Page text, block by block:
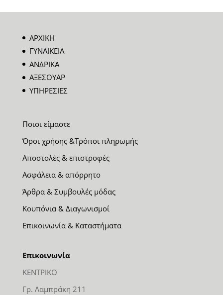
ΑΡΧΙΚΗ
ΓΥΝΑΙΚΕΙΑ
ΑΝΔΡΙΚΑ
ΑΞΕΣΟΥΑΡ
ΥΠΗΡΕΣΙΕΣ
Ποιοι είμαστε
Όροι χρήσης &Τρόποι πληρωμής
Αποστολές & επιστροφές
Ασφάλεια & απόρρητο
Άρθρα & Συμβουλές μόδας
Κουπόνια & Διαγωνισμοί
Επικοινωνία & Καταστήματα
Επικοινωνία
ΚΕΝΤΡΙΚΟ
Γρ. Λαμπράκη 211